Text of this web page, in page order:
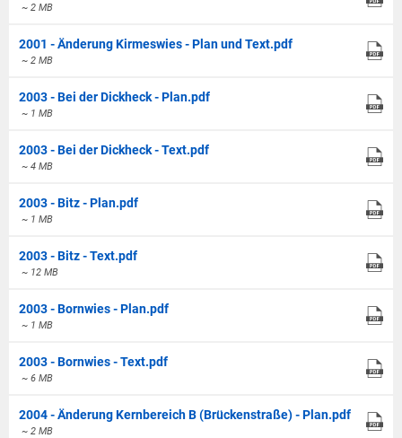
~ 2 MB
2001 - Änderung Kirmeswies - Plan und Text.pdf
~ 2 MB
2003 - Bei der Dickheck - Plan.pdf
~ 1 MB
2003 - Bei der Dickheck - Text.pdf
~ 4 MB
2003 - Bitz - Plan.pdf
~ 1 MB
2003 - Bitz - Text.pdf
~ 12 MB
2003 - Bornwies - Plan.pdf
~ 1 MB
2003 - Bornwies - Text.pdf
~ 6 MB
2004 - Änderung Kernbereich B (Brückenstraße) - Plan.pdf
~ 2 MB